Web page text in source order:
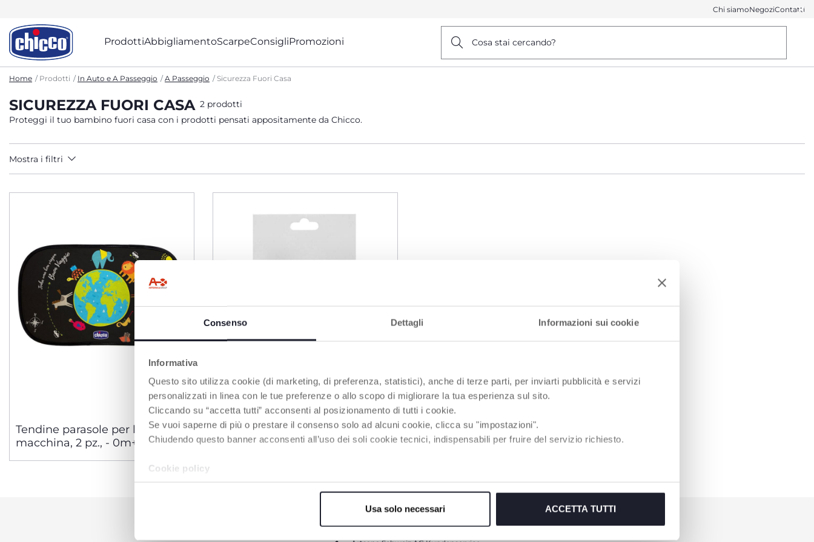
Consenso Dettagli Informazioni sui cookie
Informativa
Questo sito utilizza cookie (di marketing, di preferenza, statistici), anche di terze parti, per inviarti pubblicità e servizi
personalizzati in linea con le tue preferenze o allo scopo di migliorare la tua esperienza sul sito.
Cliccando su “accetta tutti” acconsenti al posizionamento di tutti i cookie.
Se vuoi saperne di più o prestare il consenso solo ad alcuni cookie, clicca su "impostazioni".
Chiudendo questo banner acconsenti all’uso dei soli cookie tecnici, indispensabili per fruire del servizio richiesto.
Cookie policy
Usa solo necessari ACCETTA TUTTI
Chi siamoNegoziContatti
ProdottiAbbigliamentoScarpeConsigliPromozioni Cosa stai cercando?
Home Prodotti In Auto e A Passeggio A Passeggio Sicurezza Fuori Casa
SICUREZZA FUORI CASA 2 prodotti
Proteggi il tuo bambino fuori casa con i prodotti pensati appositamente da Chicco.
Mostra i filtri
Tendine parasole per la
macchina, 2 pz., - 0m+
Redinelle Di Sicurezza